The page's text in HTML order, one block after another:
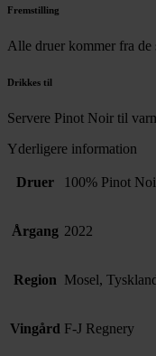
Fremstilling
Alle druer kommer fra de
Drikkes til
Servere Pinot Noir til
Yderligere information
Druer 100% Pinot
Årgang 2022
Region Mosel,
Vingård F-J Regnery